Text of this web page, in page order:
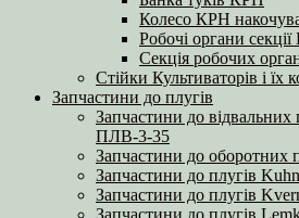
Колесо КРН
Робочі органи
Секція робочих
Стійки Культиваторів і їх
Запчастини до плугів
Запчастини до
ПЛВ-3-35
Запчастини до оборотних
Запчастини до плугів Kuhn
Запчастини до плугів